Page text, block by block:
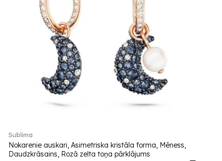
Sublima
Nokarenie auskari, Asimetriska kristāla forma, Mēness,
Daudzkrāsains, Rozā zelta toņa pārklājums